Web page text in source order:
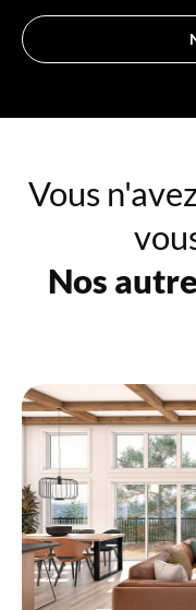
Vous
Nos